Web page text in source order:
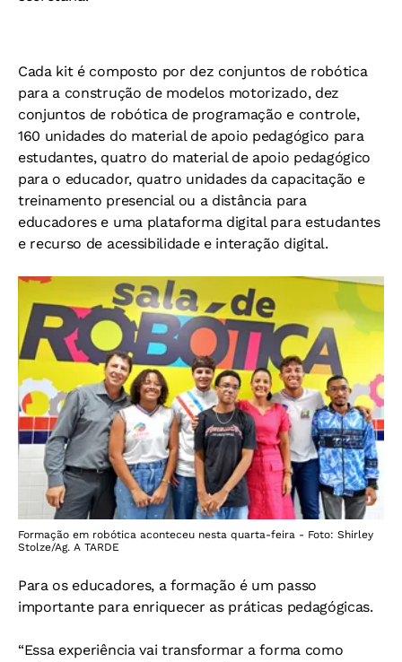
Cada kit é composto por dez conjuntos de robótica
para a construção de modelos motorizado, dez
conjuntos de robótica de programação e controle,
160 unidades do material de apoio pedagógico para
estudantes, quatro do material de apoio pedagógico
para o educador, quatro unidades da capacitação e
treinamento presencial ou a distância para
educadores e uma plataforma digital para estudantes
e recurso de acessibilidade e interação digital.
Formação em robótica aconteceu nesta quarta-feira - Foto: Shirley
Stolze/Ag. A TARDE
Para os educadores, a formação é um passo
importante para enriquecer as práticas pedagógicas.
“Essa experiência vai transformar a forma como